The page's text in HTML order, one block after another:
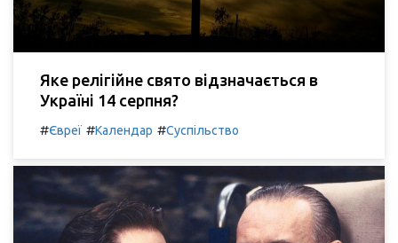
Яке релігійне свято відзначається в
Україні 14 серпня?
#Євреї #Календар #Суспільство